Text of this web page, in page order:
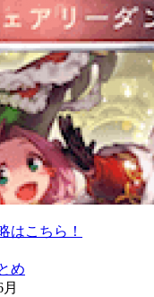
はこちら！
め